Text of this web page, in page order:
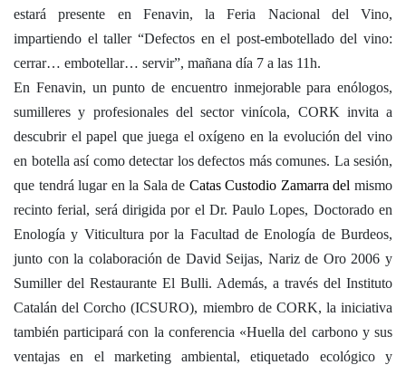
estará presente en Fenavin, la Feria Nacional del Vino,
impartiendo el taller “Defectos en el post-embotellado del vino:
cerrar… embotellar… servir”, mañana día 7 a las 11h.
En Fenavin, un punto de encuentro inmejorable para enólogos,
sumilleres y profesionales del sector vinícola, CORK invita a
descubrir el papel que juega el oxígeno en la evolución del vino
en botella así como detectar los defectos más comunes. La sesión,
que tendrá lugar en la Sala de Catas Custodio Zamarra del mismo
recinto ferial, será dirigida por el Dr. Paulo Lopes, Doctorado en
Enología y Viticultura por la Facultad de Enología de Burdeos,
junto con la colaboración de David Seijas, Nariz de Oro 2006 y
Sumiller del Restaurante El Bulli. Además, a través del Instituto
Catalán del Corcho (ICSURO), miembro de CORK, la iniciativa
también participará con la conferencia «Huella del carbono y sus
ventajas en el marketing ambiental, etiquetado ecológico y